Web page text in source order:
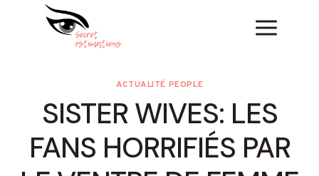
ACTUALITÉ PEOPLE
SISTER WIVES: LES
FANS HORRIFIÉS PAR